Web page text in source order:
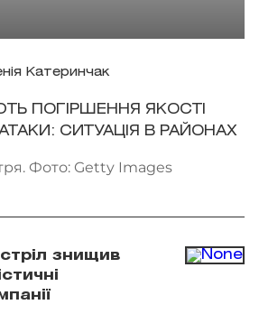
Катеринчак
ПОГІРШЕННЯ ЯКОСТІ
АТАКИ: СИТУАЦІЯ В РАЙОНАХ
Фото: Getty Images
знищив